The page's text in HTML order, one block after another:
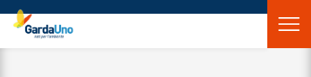
Gardauno
Spa